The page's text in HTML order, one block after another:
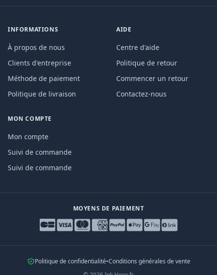
INFORMATIONS
À propos de nous
Clients d'entreprise
Méthode de paiement
Politique de livraison
AIDE
Centre d'aide
Politique de retour
Commencer un retour
Contactez-nous
MON COMPTE
Mon compte
Suivi de commande
Suivi de commande
MOYENS DE PAIEMENT
Politique de confidentialité•Conditions générales de vente